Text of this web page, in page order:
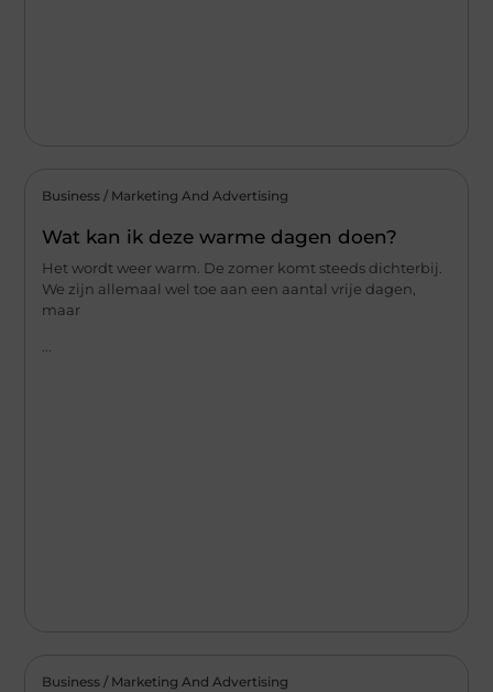
Business / Marketing And Advertising
Wat kan ik deze warme dagen doen?
Het wordt weer warm. De zomer komt steeds dichterbij.
We zijn allemaal wel toe aan een aantal vrije dagen,
maar
...
Business / Marketing And Advertising